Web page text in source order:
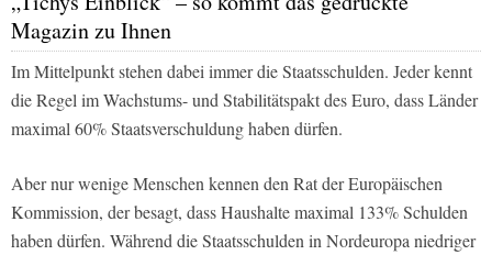
Magazin zu Ihnen
Im Mittelpunkt stehen dabei immer die Staatsschulden. Jeder kennt
die Regel im Wachstums- und Stabilitätspakt des Euro, dass Länder
maximal 60% Staatsverschuldung haben dürfen.
Aber nur wenige Menschen kennen den Rat der Europäischen
Kommission, der besagt, dass Haushalte maximal 133% Schulden
haben dürfen. Während die Staatsschulden in Nordeuropa niedriger